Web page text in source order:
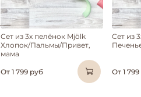
Сет из 3х пелёнок Mjölk
Хлопок/Пальмы/Привет,
мама
От 1 799 руб
Сет из
От 1